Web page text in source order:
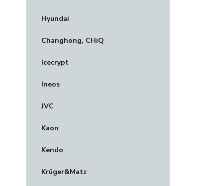
Hyundai
Changhong, CHiQ
Icecrypt
Ineos
JVC
Kaon
Kendo
Krüger&Matz